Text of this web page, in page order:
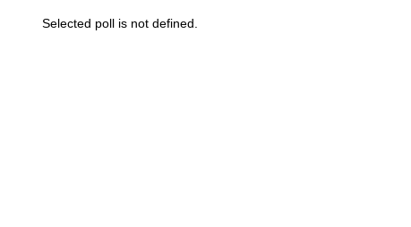
Selected poll is not defined.